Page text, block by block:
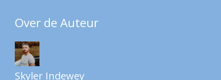
Over de Auteur
Skyler Indewey